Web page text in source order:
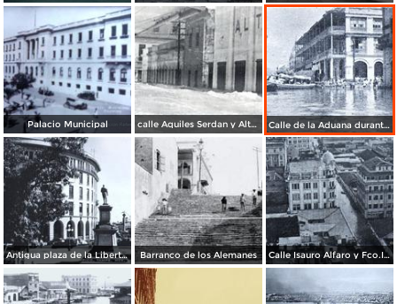
Palacio Municipal calle Aquiles Serdan y Altamira Martes 4 de Oct. 1955 Calle de la Aduana durante la Inundacion despues del Ciclon Hilda en 1955
Antigua plaza de la Libertad Barranco de los Alemanes Calle Isauro Alfaro y Fco.I.Madero durante la inundacion en 1955